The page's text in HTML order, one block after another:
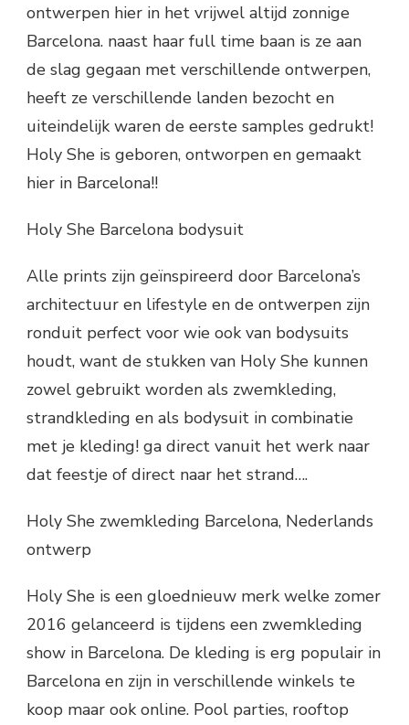
ontwerpen hier in het vrijwel altijd zonnige
Barcelona. naast haar full time baan is ze aan
de slag gegaan met verschillende ontwerpen,
heeft ze verschillende landen bezocht en
uiteindelijk waren de eerste samples gedrukt!
Holy She is geboren, ontworpen en gemaakt
hier in Barcelona!!
Holy She Barcelona bodysuit
Alle prints zijn geïnspireerd door Barcelona’s
architectuur en lifestyle en de ontwerpen zijn
ronduit perfect voor wie ook van bodysuits
houdt, want de stukken van Holy She kunnen
zowel gebruikt worden als zwemkleding,
strandkleding en als bodysuit in combinatie
met je kleding! ga direct vanuit het werk naar
dat feestje of direct naar het strand….
Holy She zwemkleding Barcelona, Nederlands
ontwerp
Holy She is een gloednieuw merk welke zomer
2016 gelanceerd is tijdens een zwemkleding
show in Barcelona. De kleding is erg populair in
Barcelona en zijn in verschillende winkels te
koop maar ook online. Pool parties, rooftop